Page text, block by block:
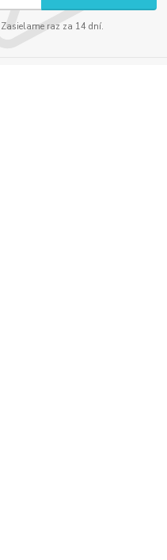
Zasielame raz za 14 dní.